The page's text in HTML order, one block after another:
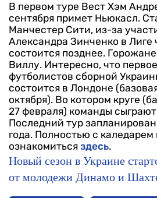
В первом туре Вест Хэм
сентября примет Ньюкасл.
Манчестер Сити, из-за
Александра Зинченко в Лиге
состоится позднее.
Виллу. Интересно, что
футболистов сборной
состоится в Лондоне
октября). Во котором круге
27 февраля) команды
Последний тур
года. Полностью с
ознакомиться здесь.
Новый сезон в Украине
от молодежи Динамо и